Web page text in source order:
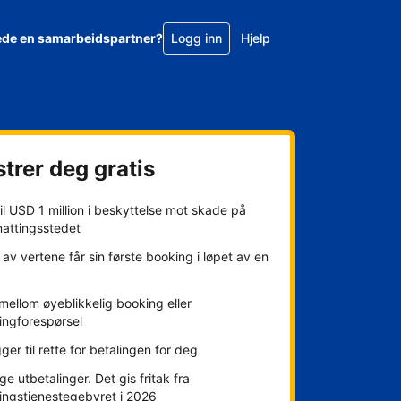
en samarbeidspartner? Logg inn Hjelp
deg gratis
USD 1 million i beskyttelse mot skade på
av vertene får sin første booking i løpet av en
øyeblikkelig booking eller
til rette for betalingen for deg
utbetalinger. Det gis fritak fra
i 2026